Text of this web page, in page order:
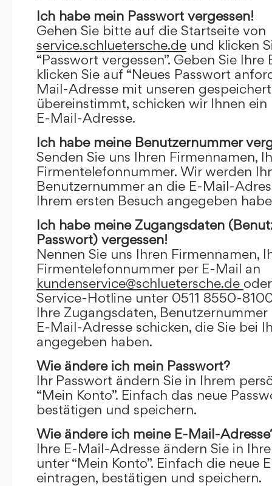
Ich habe mein Passwort vergessen!
Gehen Sie bitte auf die Startseite von
service.schluetersche.de und klicken
“Passwort vergessen”. Geben Sie
klicken Sie auf “Neues Passwort
Mail-Adresse mit unseren
übereinstimmt, schicken wir Ihnen
E-Mail-Adresse.
Ich habe meine Benutzernummer
Senden Sie uns Ihren Firmennamen,
Firmentelefonnummer. Wir werden
Benutzernummer an die E-Mail-
Ihrem ersten Besuch angegeben
Ich habe meine Zugangsdaten
Passwort) vergessen!
Nennen Sie uns Ihren Firmennamen,
Firmentelefonnummer per E-Mail an
kundenservice@schluetersche.de
Service-Hotline unter 0511 8550-
Ihre Zugangsdaten,
E-Mail-Adresse schicken, die Sie bei
angegeben haben.
Wie ändere ich mein Passwort?
Ihr Passwort ändern Sie in Ihrem
“Mein Konto”. Einfach das neue
bestätigen und speichern.
Wie ändere ich meine E-Mail-
Ihre E-Mail-Adresse ändern Sie in
unter “Mein Konto”. Einfach die neue
eintragen, bestätigen und speichern.